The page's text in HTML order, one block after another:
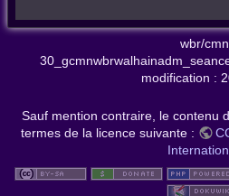
wbr/
modification :
Sauf mention contraire, le contenu
termes de la licence suivante :